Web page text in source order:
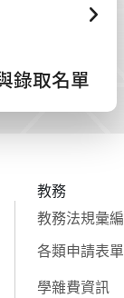
錄取名單
教務
教務法規彙編
各類申請表單
學雜費資訊